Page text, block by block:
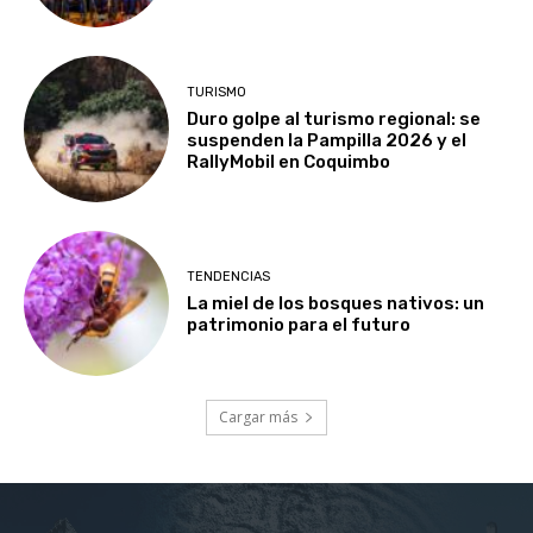
TURISMO
Duro golpe al turismo regional: se
suspenden la Pampilla 2026 y el
RallyMobil en Coquimbo
TENDENCIAS
La miel de los bosques nativos: un
patrimonio para el futuro
Cargar más